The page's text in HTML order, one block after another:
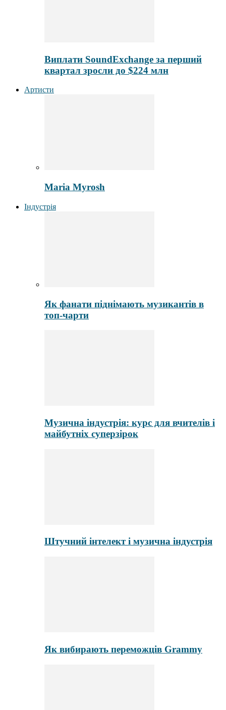
Виплати SoundExchange за перший
квартал зросли до $224 млн
Артисти
Maria Myrosh
Індустрія
Як фанати піднімають музикантів в
топ-чарти
Музична індустрія: курс для вчителів і
майбутніх суперзірок
Штучний інтелект і музична індустрія
Як вибирають переможців Grammy